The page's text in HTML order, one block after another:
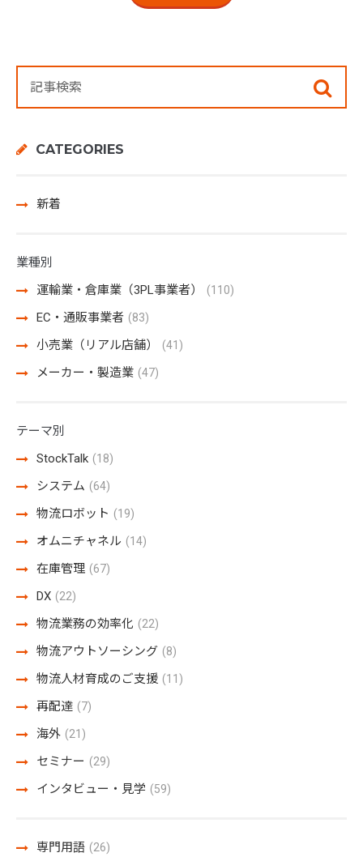
CATEGORIES
新着
業種別
運輸業・倉庫業（3PL事業者）
(110)
EC・通販事業者 (83)
小売業（リアル店舗） (41)
メーカー・製造業 (47)
テーマ別
StockTalk (18)
システム (64)
物流ロボット (19)
オムニチャネル (14)
在庫管理 (67)
DX (22)
物流業務の効率化 (22)
物流アウトソーシング (8)
物流人材育成のご支援 (11)
再配達 (7)
海外 (21)
セミナー (29)
インタビュー・見学 (59)
専門用語 (26)